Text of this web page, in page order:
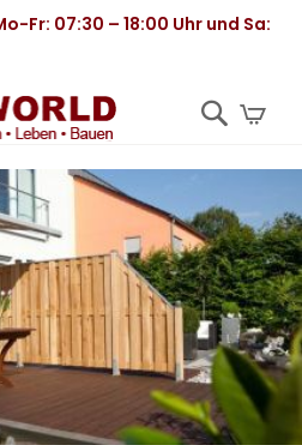
Fr: 07:30 – 18:00 Uhr und Sa: